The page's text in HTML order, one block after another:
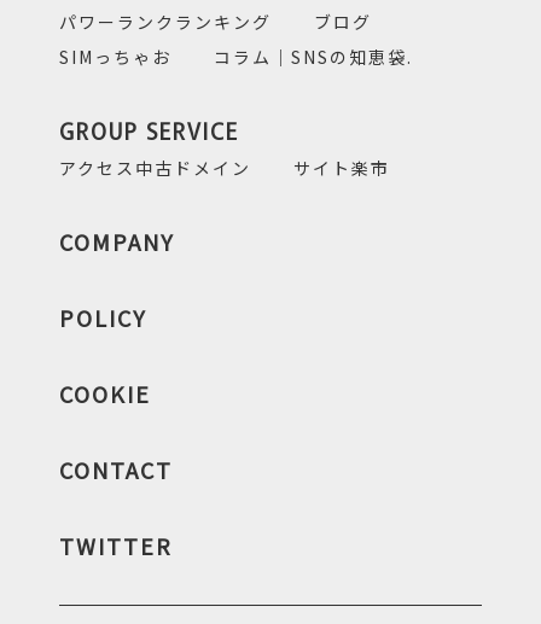
パワーランクランキング
ブログ
SIMっちゃお
コラム｜SNSの知恵袋.
GROUP SERVICE
アクセス中古ドメイン サイト楽市
COMPANY
POLICY
COOKIE
CONTACT
TWITTER